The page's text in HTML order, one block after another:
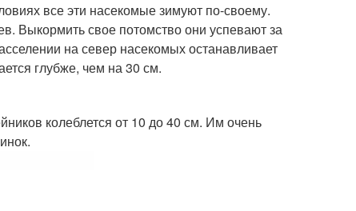
все эти насекомые зимуют по-своему.
Выкормить свое потомство они успевают за
на север насекомых останавливает
глубже, чем на 30 см.
колеблется от 10 до 40 см. Им очень